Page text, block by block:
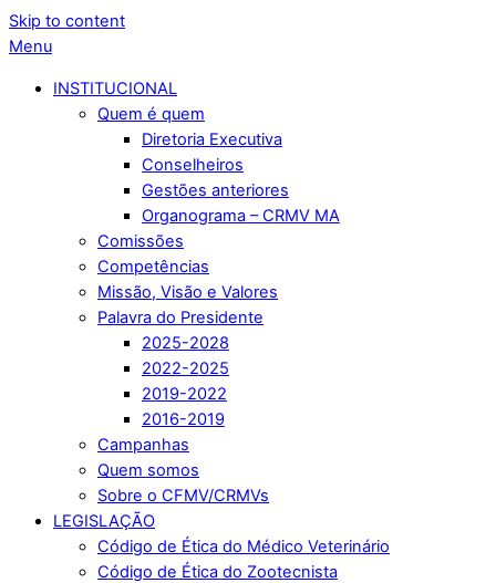
Skip to content
Menu
INSTITUCIONAL
Quem é quem
Diretoria Executiva
Conselheiros
Gestões anteriores
Organograma – CRMV MA
Comissões
Competências
Missão, Visão e Valores
Palavra do Presidente
2025-2028
2022-2025
2019-2022
2016-2019
Campanhas
Quem somos
Sobre o CFMV/CRMVs
LEGISLAÇÃO
Código de Ética do Médico Veterinário
Código de Ética do Zootecnista